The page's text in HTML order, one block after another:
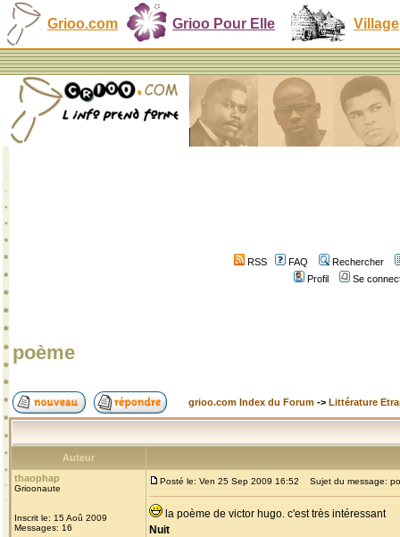
Grioo.com Grioo Pour Elle Village
RSS FAQ
Rechercher
Profil
Se
poème
grioo.com Index du Forum -> Littérature
Auteur
thaophap
Grioonaute
Inscrit le: 15 Aoû 2009
Messages: 16
Posté le: Ven 25 Sep 2009 16:52 Sujet du message:
la poème de victor hugo. c'est très intéressant
Nuit